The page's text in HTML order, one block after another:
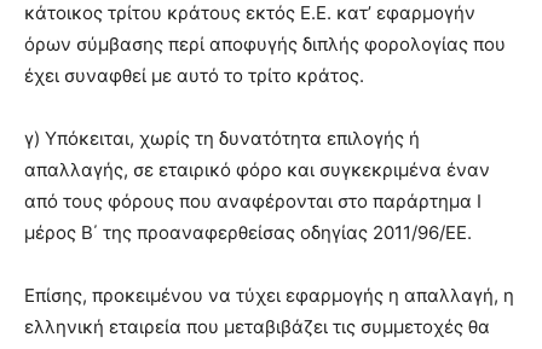
κάτοικος τρίτου κράτους εκτός Ε.Ε. κατ’ εφαρμογήν
όρων σύμβασης περί αποφυγής διπλής φορολογίας που
έχει συναφθεί με αυτό το τρίτο κράτος.
γ) Υπόκειται, χωρίς τη δυνατότητα επιλογής ή
απαλλαγής, σε εταιρικό φόρο και συγκεκριμένα έναν
από τους φόρους που αναφέρονται στο παράρτημα Ι
μέρος Β΄ της προαναφερθείσας οδηγίας 2011/96/ΕΕ.
Επίσης, προκειμένου να τύχει εφαρμογής η απαλλαγή, η
ελληνική εταιρεία που μεταβιβάζει τις συμμετοχές θα